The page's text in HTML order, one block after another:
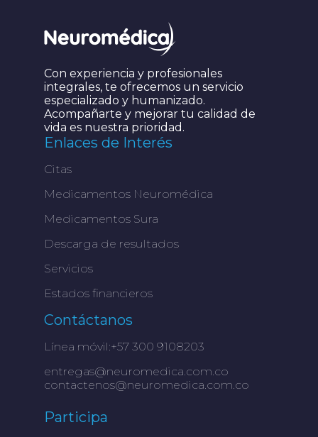
Con experiencia y profesionales
integrales, te ofrecemos un servicio
especializado y humanizado.
Acompañarte y mejorar tu calidad de
vida es nuestra prioridad.
Enlaces de Interés
Citas
Medicamentos Neuromédica
Medicamentos Sura
Descarga de resultados
Servicios
Estados financieros
Contáctanos
Línea móvil:+57 300 9108203
entregas@neuromedica.com.co
contactenos@neuromedica.com.co
Participa